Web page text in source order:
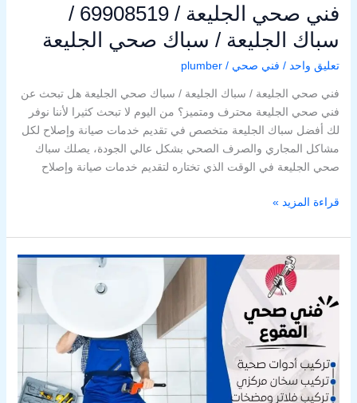
فني صحي الجليعة / 69908519 /
سباك الجليعة / سباك صحي الجليعة
تعليق واحد / فني صحي /
plumber
فني صحي الجليعة / سباك الجليعة / سباك صحي الجليعة هل تبحث عن
فني صحي الجليعة محترف ومتميز؟ من اليوم لا تبحث كثيرا لأننا نوفر
لك أفضل سباك الجليعة متخصص في تقديم خدمات صيانة وإصلاح لكل
مشاكل المجاري والصرف الصحي بشكل عالي الجودة، يصلك سباك
صحي الجليعة في الوقت الذي تختاره لتقديم خدمات صيانة وإصلاح
قراءة المزيد »
المقوع
69908519
سباك
المقوع